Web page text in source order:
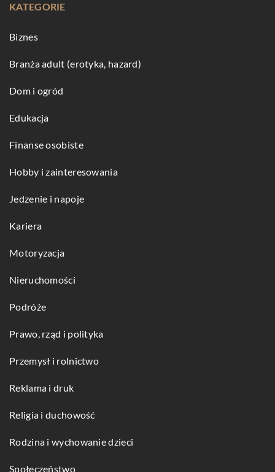
KATEGORIE
Biznes
Branża adult (erotyka, hazard)
Dom i ogród
Edukacja
Finanse osobiste
Hobby i zainteresowania
Jedzenie i napoje
Kariera
Motoryzacja
Nieruchomości
Podróże
Prawo, rząd i polityka
Przemysł i rolnictwo
Reklama i druk
Religia i duchowość
Rodzina i wychowanie dzieci
Społeczeństwo